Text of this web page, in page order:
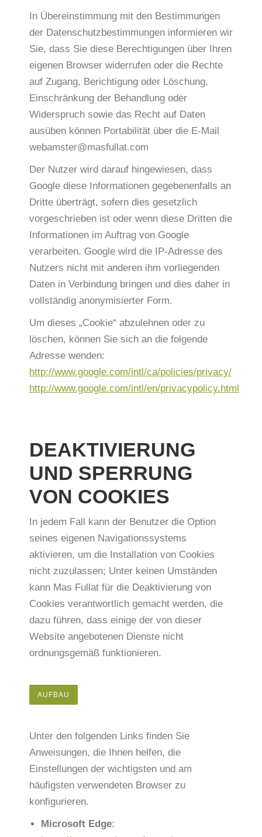
In Übereinstimmung mit den Bestimmungen
der Datenschutzbestimmungen informieren wir
Sie, dass Sie diese Berechtigungen über Ihren
eigenen Browser widerrufen oder die Rechte
auf Zugang, Berichtigung oder Löschung,
Einschränkung der Behandlung oder
Widerspruch sowie das Recht auf Daten
ausüben können Portabilität über die E-Mail
webamster@masfullat.com
Der Nutzer wird darauf hingewiesen, dass
Google diese Informationen gegebenenfalls an
Dritte überträgt, sofern dies gesetzlich
vorgeschrieben ist oder wenn diese Dritten die
Informationen im Auftrag von Google
verarbeiten. Google wird die IP-Adresse des
Nutzers nicht mit anderen ihm vorliegenden
Daten in Verbindung bringen und dies daher in
vollständig anonymisierter Form.
Um dieses „Cookie“ abzulehnen oder zu
löschen, können Sie sich an die folgende
Adresse wenden:
http://www.google.com/intl/ca/policies/privacy/
http://www.google.com/intl/en/privacypolicy.html
DEAKTIVIERUNG
UND SPERRUNG
VON COOKIES
In jedem Fall kann der Benutzer die Option
seines eigenen Navigationssystems
aktivieren, um die Installation von Cookies
nicht zuzulassen; Unter keinen Umständen
kann Mas Fullat für die Deaktivierung von
Cookies verantwortlich gemacht werden, die
dazu führen, dass einige der von dieser
Website angebotenen Dienste nicht
ordnungsgemäß funktionieren.
AUFBAU
Unter den folgenden Links finden Sie
Anweisungen, die Ihnen helfen, die
Einstellungen der wichtigsten und am
häufigsten verwendeten Browser zu
konfigurieren.
Microsoft Edge: